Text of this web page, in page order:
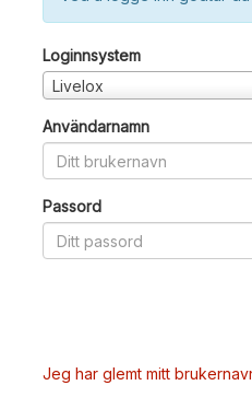
Loginnsystem
Livelox
Användarnamn
Passord
Jeg har glemt mitt